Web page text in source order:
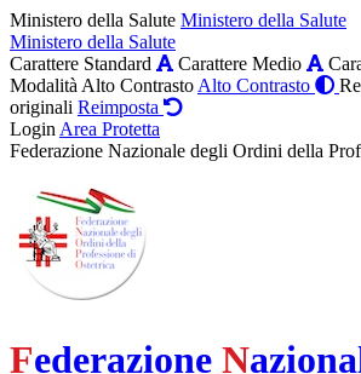
Ministero della Salute Ministero della Salute
Ministero della Salute
Carattere Standard
Carattere Medio
Modalità Alto Contrasto Alto Contrasto
originali Reimposta
Login Area Protetta
Federazione Nazionale degli Ordini della
Federazione N